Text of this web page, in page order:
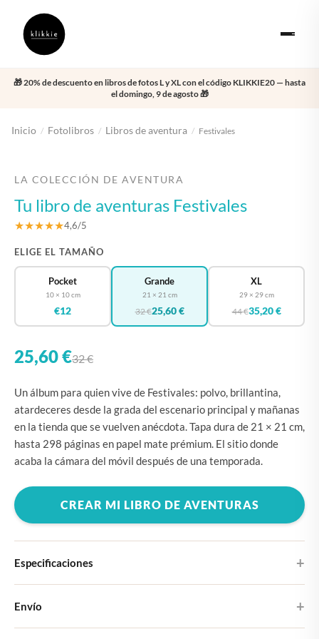
🎁 20% de descuento en libros de fotos L y XL con el código KLIKKIE20 — hasta
el domingo, 9 de agosto 🎁
Inicio / Fotolibros / Libros de aventura / Festivales
LA COLECCIÓN DE AVENTURA
Tu libro de aventuras Festivales
★★★★★4,6/5
ELIGE EL TAMAÑO
Pocket
10 × 10 cm
€12
Grande
21 × 21 cm
32 €25,60 €
XL
29 × 29 cm
44 €35,20 €
25,60 €32 €
Un álbum para quien vive de Festivales: polvo, brillantina,
atardeceres desde la grada del escenario principal y mañanas
en la tienda que se vuelven anécdota. Tapa dura de 21 × 21 cm,
hasta 298 páginas en papel mate prémium. El sitio donde
acaba la cámara del móvil después de una temporada.
CREAR MI LIBRO DE AVENTURAS
Especificaciones
Elige entre cuatro diseños de portada
Envío